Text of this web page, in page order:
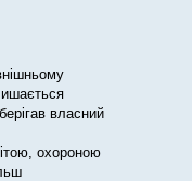
власний
охороною